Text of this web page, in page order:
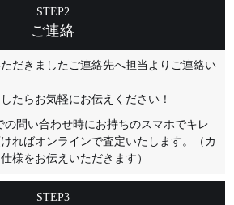
STEP2
ご連絡
だきましたご連絡先へ担当よりご連絡い
たらお気軽にお伝えください！
問い合わせ時にお持ちのスマホでキレ
ればオンラインで査定いたします。（カ
様をお伝えいただきます）
STEP3